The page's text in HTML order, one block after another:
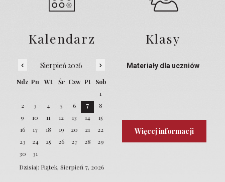
Kalendarz
‹ Sierpień 2026 ›
Ndz Pn Wt Śr Czw Pt
Sob
1
2
3 4 5 6 7
8
9
10 11 12 13 14
15
16
17 18 19 20 21
22
23
24 25 26 27 28
29
30
31
Dzisiaj: Piątek, Sierpień 7, 2026
Klasy
Materiały dla uczniów
Więcej informacji